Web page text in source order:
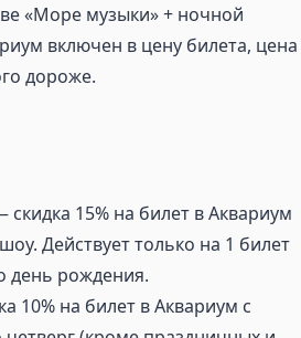
«Море музыки» + ночной
включен в цену билета, цена
дороже.
15% на билет в Аквариум
Действует только на 1 билет
день рождения.
10% на билет в Аквариум с